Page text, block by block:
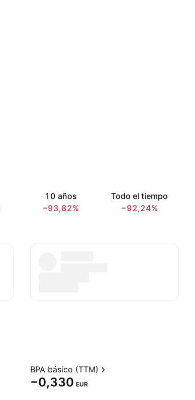
10 años
−93,82%
Todo el tiempo
−92,24%
BPA básico (TTM)
−0,330 EUR